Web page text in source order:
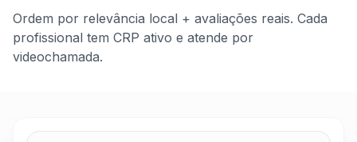
Ordem por relevância local + avaliações reais. Cada
profissional tem CRP ativo e atende por
videochamada.